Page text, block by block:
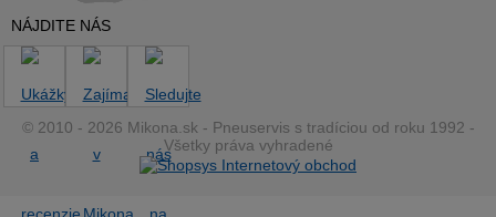
NÁJDITE NÁS
© 2010 - 2026 Mikona.sk - Pneuservis s tradíciou od roku 1992 -
Všetky práva vyhradené